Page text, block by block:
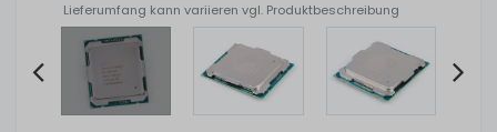
Lieferumfang kann variieren vgl. Produktbeschreibung